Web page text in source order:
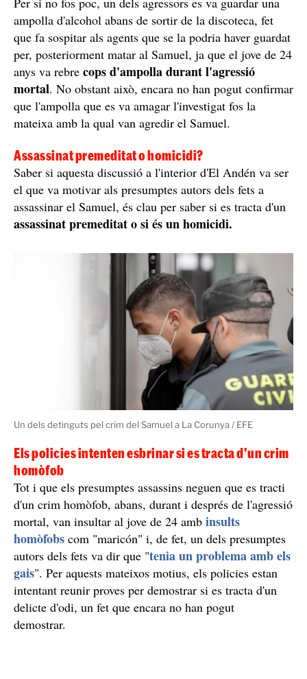
ampolla d'alcohol abans de sortir de la discoteca, fet
que fa sospitar als agents que se la podria haver guardat
per, posteriorment matar al Samuel, ja que el jove de 24
anys va rebre cops d'ampolla durant l'agressió
mortal. No obstant això, encara no han pogut confirmar
que l'ampolla que es va amagar l'investigat fos la
mateixa amb la qual van agredir el Samuel.
Assassinat premeditat o homicidi?
Saber si aquesta discussió a l'interior d'El Andén va ser
el que va motivar als presumptes autors dels fets a
assassinar el Samuel, és clau per saber si es tracta d'un
assassinat premeditat o si és un homicidi.
Un dels detinguts pel crim del Samuel a La Corunya / EFE
Els policies intenten esbrinar si es tracta d'un crim
homòfob
Tot i que els presumptes assassins neguen que es tracti
d'un crim homòfob, abans, durant i després de l'agressió
mortal, van insultar al jove de 24 amb insults
homòfobs com "maricón" i, de fet, un dels presumptes
autors dels fets va dir que "tenia un problema amb els
gais". Per aquests mateixos motius, els policies estan
intentant reunir proves per demostrar si es tracta d'un
delicte d'odi, un fet que encara no han pogut
demostrar.